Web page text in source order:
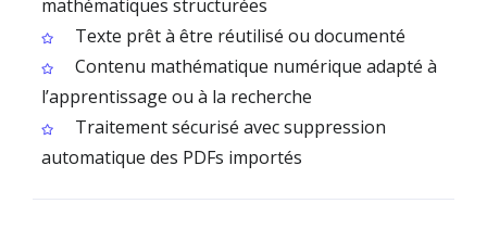
mathématiques structurées
Texte prêt à être réutilisé ou documenté
Contenu mathématique numérique adapté à
l’apprentissage ou à la recherche
Traitement sécurisé avec suppression
automatique des PDFs importés